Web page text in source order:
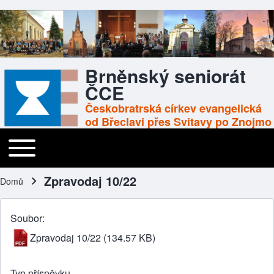
Brněnský seniorát
ČCE
Českobratrská církev evangelická
od Břeclavi přes Svitavy po Znojmo
Main navigation
Toggle main menu
Drobečková navigace
Domů Zpravodaj 10/22
Soubor
Zpravodaj 10/22 (134.57 KB)